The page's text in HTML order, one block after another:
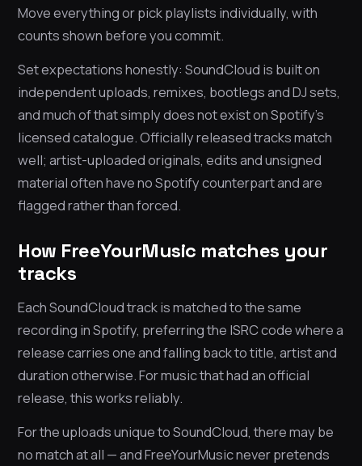
Move everything or pick playlists individually, with
counts shown before you commit.
Set expectations honestly: SoundCloud is built on
independent uploads, remixes, bootlegs and DJ sets,
and much of that simply does not exist on Spotify’s
licensed catalogue. Officially released tracks match
well; artist-uploaded originals, edits and unsigned
material often have no Spotify counterpart and are
flagged rather than forced.
How FreeYourMusic matches your
tracks
Each SoundCloud track is matched to the same
recording in Spotify, preferring the ISRC code where a
release carries one and falling back to title, artist and
duration otherwise. For music that had an official
release, this works reliably.
For the uploads unique to SoundCloud, there may be
no match at all — and FreeYourMusic never pretends